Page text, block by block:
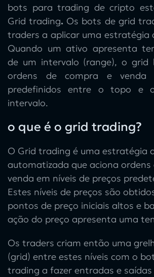
bots para trading de cripto
Grid trading. Os bots de grid
traders a aplicar uma estratégia
Quando um ativo apresenta
de um intervalo (range), o grid
ordens de compra e venda
predefinidos entre o topo e
intervalo.
o que é o grid trading?
O Grid trading é uma estratégia
automatizada que aciona ordens
venda em níveis de preços
Estes níveis de preços são
pontos de preço iniciais altos e
ação do preço apresenta uma
Os traders criam então uma
(grid) entre estes níveis com o
trading a fazer entradas e